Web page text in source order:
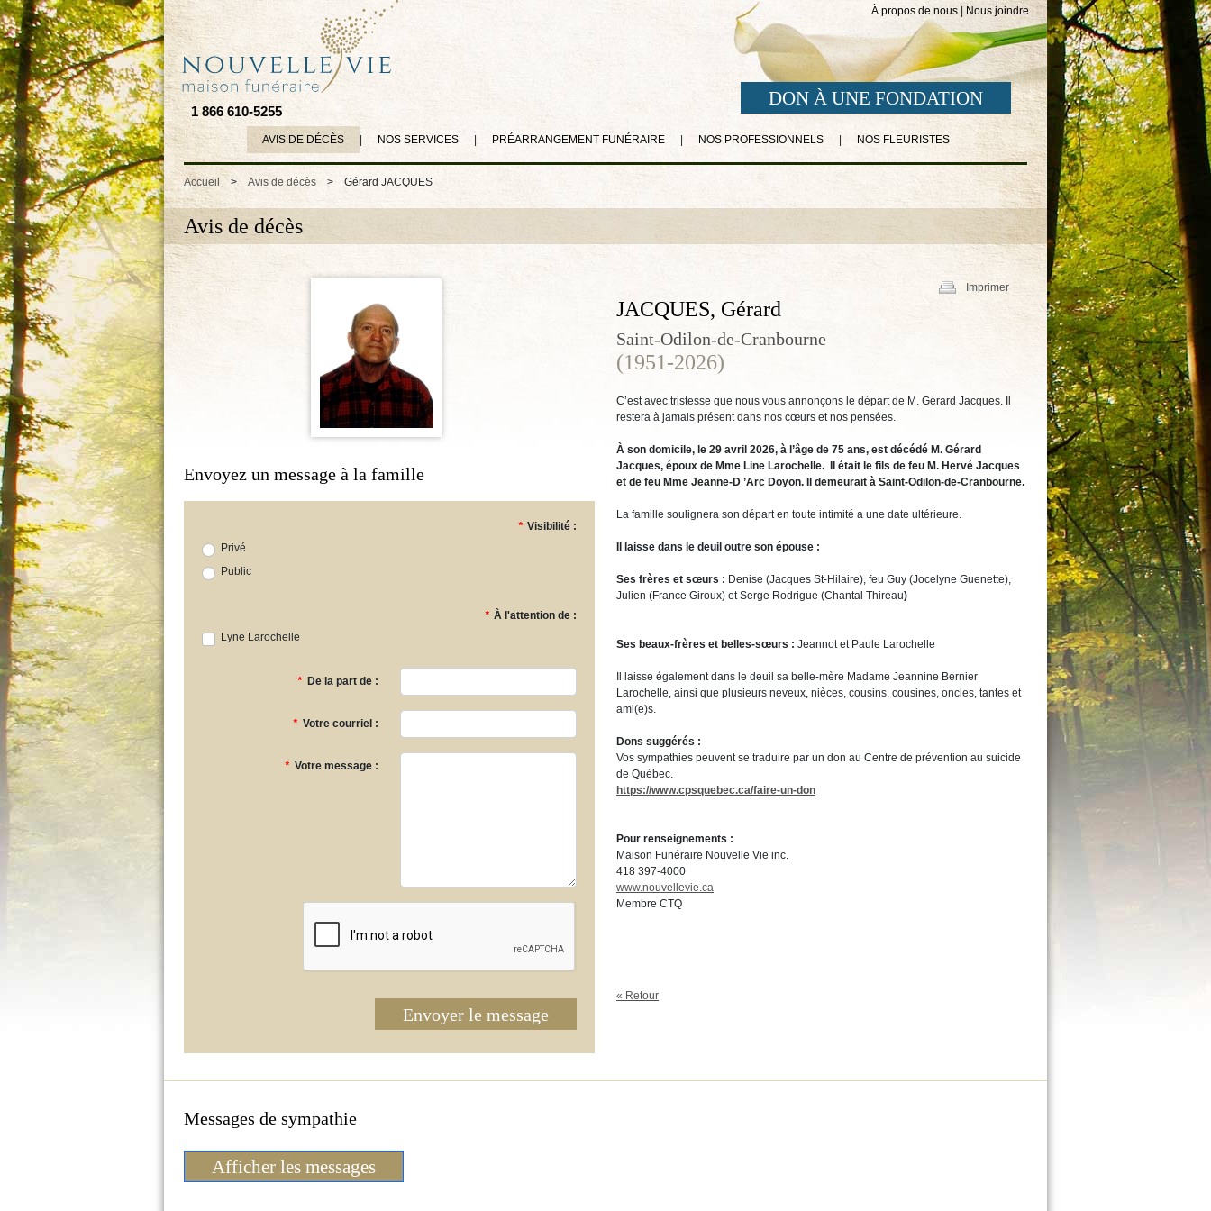
À propos de nous Nous joindre
1 866 610-5255
DON À UNE FONDATION
AVIS DE DÉCÈS NOS SERVICES PRÉARRANGEMENT FUNÉRAIRE NOS PROFESSIONNELS NOS FLEURISTES
Accueil > Avis de décès > Gérard JACQUES
Avis de décès
Envoyez un message à la famille
* Visibilité :
Privé
Public
* À l'attention de :
Lyne Larochelle
* De la part de :
* Votre courriel :
* Votre message :
Envoyer le message
Imprimer
JACQUES, Gérard
Saint-Odilon-de-Cranbourne
(1951-2026)
C’est avec tristesse que nous vous annonçons le départ de M. Gérard Jacques. Il
restera à jamais présent dans nos cœurs et nos pensées.
À son domicile, le 29 avril 2026, à l’âge de 75 ans, est décédé M. Gérard
Jacques, époux de Mme Line Larochelle. Il était le fils de feu M. Hervé Jacques
et de feu Mme Jeanne-D ’Arc Doyon.
Il demeurait à Saint-Odilon-de-Cranbourne.
La famille soulignera son départ en toute intimité a une date ultérieure.
Il laisse dans le deuil outre son épouse :
Ses frères et sœurs : Denise (Jacques St-Hilaire), feu Guy (Jocelyne Guenette),
Julien (France Giroux) et Serge Rodrigue (Chantal Thireau)
Ses beaux-frères et belles-sœurs : Jeannot et Paule Larochelle
Il laisse également dans le deuil sa belle-mère Madame Jeannine Bernier
Larochelle, ainsi que plusieurs neveux, nièces, cousins, cousines, oncles, tantes et
ami(e)s.
Dons suggérés :
Vos sympathies peuvent se traduire par un don au Centre de prévention au suicide
de Québec.
https://www.cpsquebec.ca/faire-un-don
Pour renseignements :
Maison Funéraire Nouvelle Vie inc.
418 397-4000
www.nouvellevie.ca
Membre CTQ
« Retour
Messages de sympathie
Afficher les messages